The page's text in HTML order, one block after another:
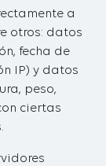
a
otros: datos
fecha de
IP) y datos
peso,
ciertas